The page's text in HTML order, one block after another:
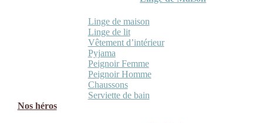
Linge de maison
Linge de lit
Vêtement d’intérieur
Pyjama
Peignoir Femme
Peignoir Homme
Chaussons
Serviette de bain
Nos héros